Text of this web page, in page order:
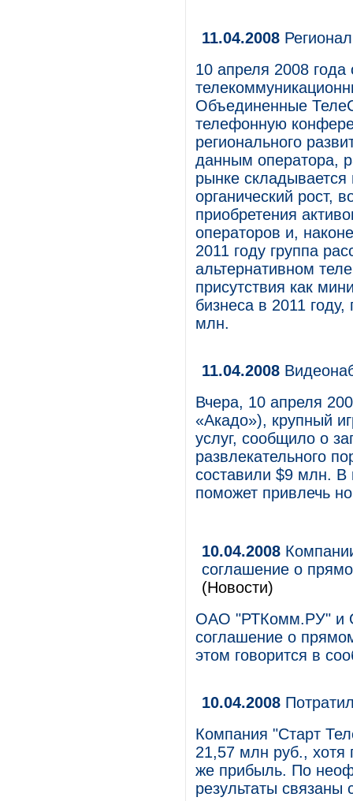
11.04.2008
10 апреля 2008 года
Объединенные
телефонную
регионального
данным оператора,
рынке
органический рост,
приобретения
операторов и,
2011 году группа
альтернативном
присутствия как
бизнеса в 2011
млн.
11.04.2008
Вчера, 10 апреля
«Акадо»), крупный
услуг, сообщило о
развлекательного
составили $9 млн. В
поможет привлечь
10.04.2008
соглашение о
(Новости)
ОАО "РТКомм.РУ" и
соглашение о
этом говорится в
10.04.2008
Компания "Старт
21,57 млн руб., хотя
же прибыль. По
результаты связаны